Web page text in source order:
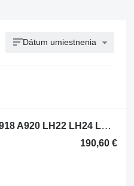
Dátum umiestnenia
Motor Liebherr D834 A7 11692266 na rýpadla Liebherr A914 A916 A918 A920 LH22 LH24 LH26
190,60 €